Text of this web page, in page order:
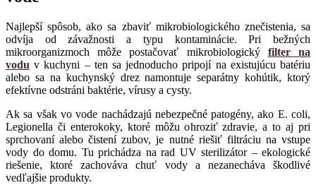
Najlepší spôsob, ako sa zbaviť mikrobiologického znečistenia, sa
odvíja od závažnosti a typu kontaminácie. Pri bežných
mikroorganizmoch môže postačovať mikrobiologický filter na
vodu v kuchyni – ten sa jednoducho pripojí na existujúcu batériu
alebo sa na kuchynský drez namontuje separátny kohútik, ktorý
efektívne odstráni baktérie, vírusy a cysty.
Ak sa však vo vode nachádzajú nebezpečné patogény, ako E. coli,
Legionella či enterokoky, ktoré môžu ohroziť zdravie, a to aj pri
sprchovaní alebo čistení zubov, je nutné riešiť filtráciu na vstupe
vody do domu. Tu prichádza na rad UV sterilizátor – ekologické
riešenie, ktoré zachováva chuť vody a nezanecháva škodlivé
vedľajšie produkty.